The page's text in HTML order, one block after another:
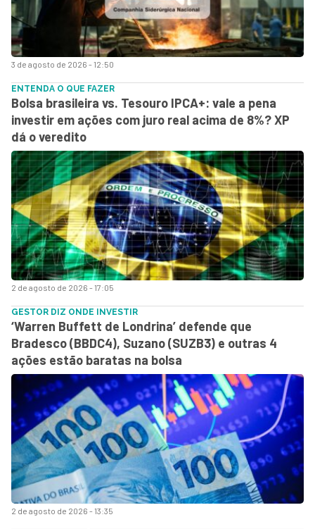
3 de agosto de 2026 - 12:50
2 de agosto de 2026 - 17:05
ENTENDA O QUE FAZER
Bolsa brasileira vs. Tesouro IPCA+: vale a pena
investir em ações com juro real acima de 8%? XP
dá o veredito
2 de agosto de 2026 - 13:35
GESTOR DIZ ONDE INVESTIR
‘Warren Buffett de Londrina’ defende que
Bradesco (BBDC4), Suzano (SUZB3) e outras 4
ações estão baratas na bolsa